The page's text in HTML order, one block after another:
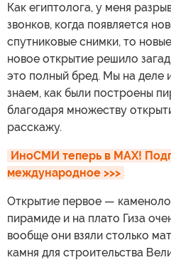
Как египтолога, у меня
звонков, когда появляется
спутниковые снимки, то
новое открытие решило
это полный бред. Мы на деле
знаем, как были построены
благодаря множеству
расскажу.
ИноСМИ теперь в MAX!
международное >>>
Открытие первое —
пирамиде и на плато Гиза
вообще они взяли столько
камня для строительства